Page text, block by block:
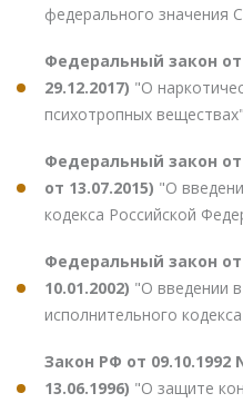
федерального значения
Федеральный закон от
29.12.2017) "О
психотропных веществах"
Федеральный закон от
от 13.07.2015) "О
кодекса Российской
Федеральный закон от
10.01.2002) "О введении
исполнительного
Закон РФ от 09.10.1992
13.06.1996) "О защите